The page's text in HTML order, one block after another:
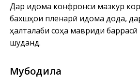
Дар идома конфронси мазкур
бахшҳои пленарӣ идома дода,
ҳалталаби соҳа мавриди
шуданд.
Мубодила